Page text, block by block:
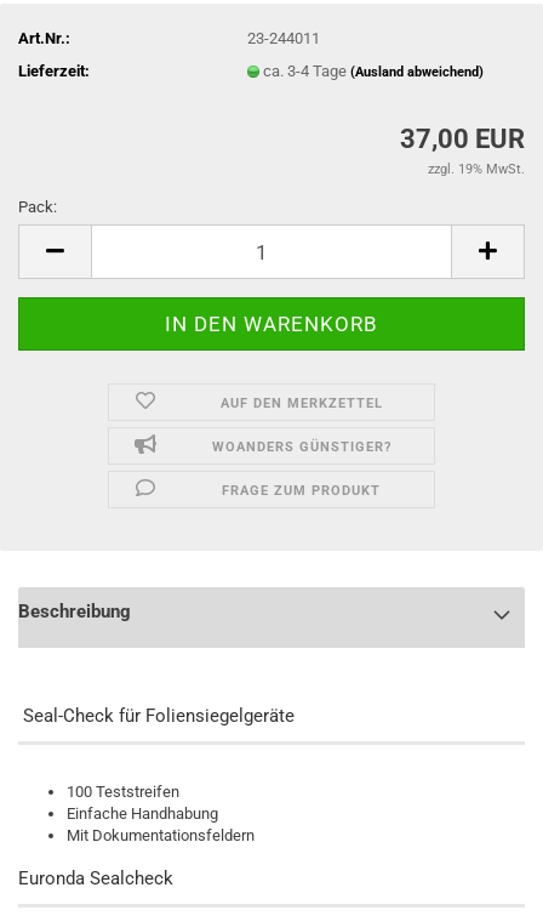
Art.Nr.:
23-244011
Lieferzeit:
ca. 3-4 Tage(Ausland abweichend)
37,00 EUR
zzgl. 19% MwSt.
Pack:
AUF DEN MERKZETTEL
WOANDERS GÜNSTIGER?
FRAGE ZUM PRODUKT
Beschreibung
Seal-Check für Foliensiegelgeräte
100 Teststreifen
Einfache Handhabung
Mit Dokumentationsfeldern
Euronda Sealcheck